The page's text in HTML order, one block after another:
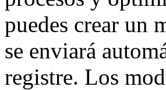
puedes crear un
se enviará
registre. Los